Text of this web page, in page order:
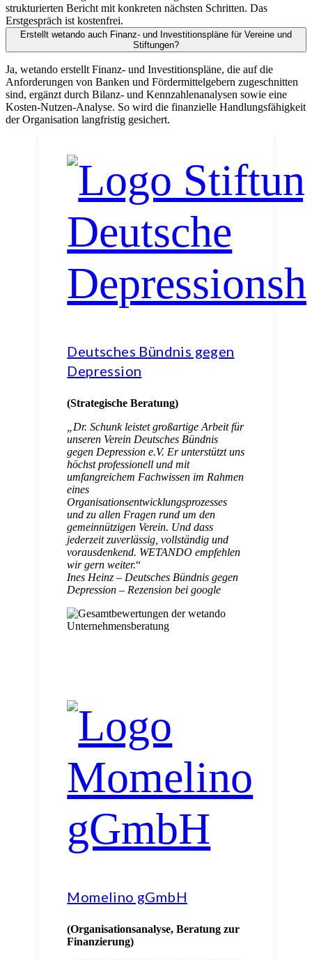
strukturierten Bericht mit konkreten nächsten Schritten. Das
Erstgespräch ist kostenfrei.
Erstellt wetando auch Finanz- und Investitionspläne für Vereine und
Stiftungen?
Ja, wetando erstellt Finanz- und Investitionspläne, die auf die
Anforderungen von Banken und Fördermittelgebern zugeschnitten
sind, ergänzt durch Bilanz- und Kennzahlenanalysen sowie eine
Kosten-Nutzen-Analyse. So wird die finanzielle Handlungsfähigkeit
der Organisation langfristig gesichert.
Deutsches Bündnis gegen
Depression
(Strategische Beratung)
Dr. Schunk leistet großartige Arbeit für
unseren Verein Deutsches Bündnis
gegen Depression e.V. Er unterstützt uns
höchst professionell und mit
umfangreichem Fachwissen im Rahmen
eines
Organisationsentwicklungsprozesses
und zu allen Fragen rund um den
gemeinnützigen Verein. Und dass
jederzeit zuverlässig, vollständig und
vorausdenkend. WETANDO empfehlen
wir gern weiter.“
Ines Heinz – Deutsches Bündnis gegen
Depression – Rezension bei google
Momelino gGmbH
(Organisationsanalyse, Beratung zur
Finanzierung)